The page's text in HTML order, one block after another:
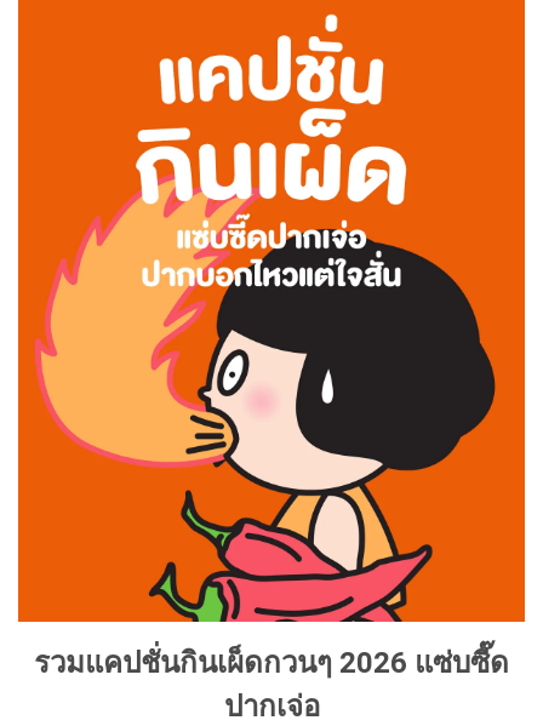
รวมแคปชั่นกินเผ็ดกวนๆ 2026 แซ่บซี๊ด
ปากเจ่อ